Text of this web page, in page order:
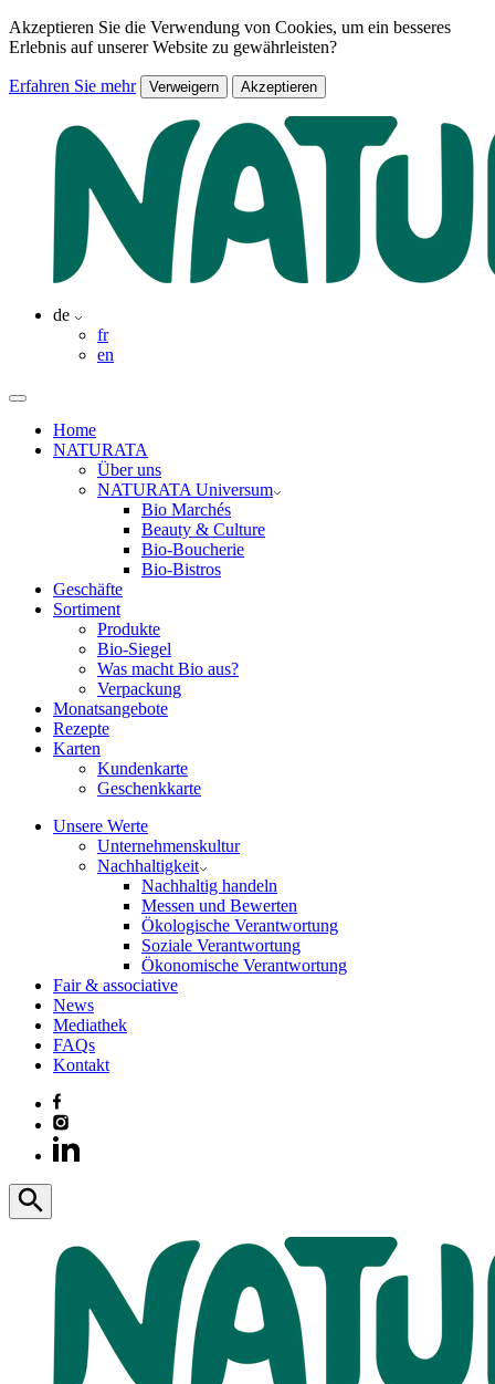
Akzeptieren Sie die Verwendung von Cookies, um ein besseres
Erlebnis auf unserer Website zu gewährleisten?
Erfahren Sie mehr Verweigern Akzeptieren
de
fr
en
Home
NATURATA
Über uns
NATURATA Universum
Bio Marchés
Beauty & Culture
Bio-Boucherie
Bio-Bistros
Geschäfte
Sortiment
Produkte
Bio-Siegel
Was macht Bio aus?
Verpackung
Monatsangebote
Rezepte
Karten
Kundenkarte
Geschenkkarte
Unsere Werte
Unternehmenskultur
Nachhaltigkeit
Nachhaltig handeln
Messen und Bewerten
Ökologische Verantwortung
Soziale Verantwortung
Ökonomische Verantwortung
Fair & associative
News
Mediathek
FAQs
Kontakt